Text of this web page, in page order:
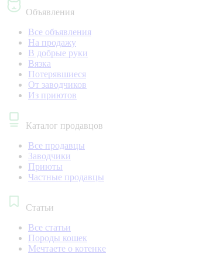
Объявления
Все объявления
На продажу
В добрые руки
Вязка
Потерявшиеся
От заводчиков
Из приютов
Каталог продавцов
Все продавцы
Заводчики
Приюты
Частные продавцы
Статьи
Все статьи
Породы кошек
Мечтаете о котенке